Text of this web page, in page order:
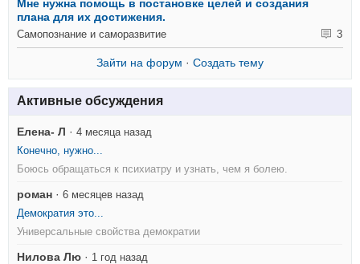
Мне нужна помощь в постановке целей и создания
плана для их достижения.
Самопознание и саморазвитие 3
Зайти на форум · Создать тему
Активные обсуждения
Елена- Л ·4 месяца назад
Конечно, нужно...
Боюсь обращаться к психиатру и узнать, чем я болею.
роман ·6 месяцев назад
Демократия это...
Универсальные свойства демократии
Нилова Лю · 1 год назад